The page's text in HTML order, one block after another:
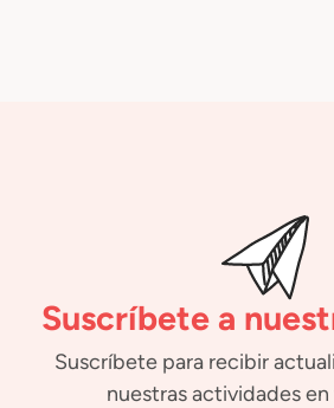
Suscríbete a
Suscríbete para recibir
nuestras actividades